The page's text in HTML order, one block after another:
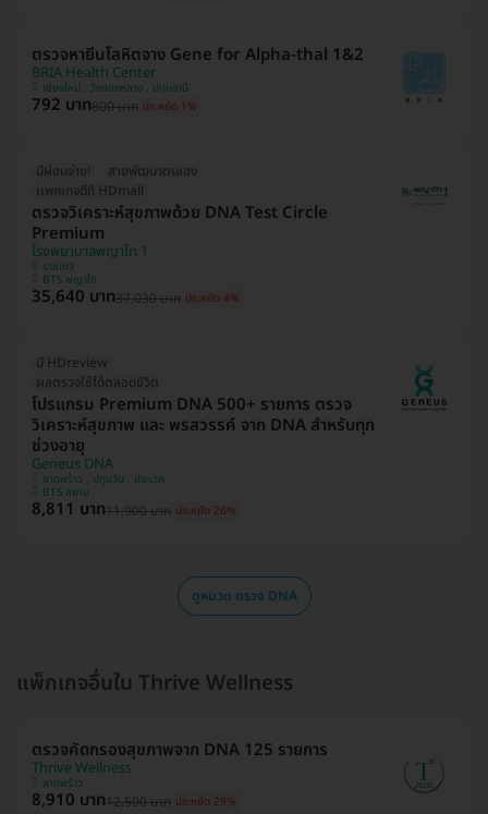
ตรวจหายีนโลหิตจาง Gene for Alpha-thal 1&2
BRIA Health Center
เชียงใหม่ , วังทองหลาง , ปทุมธานี
792 บาท800 บาท ประหยัด 1%
มีผ่อนจ่าย!
สายพัฒนาตนเอง
เเพคเกจดีที HDmall
ตรวจวิเคราะห์สุขภาพด้วย DNA Test Circle
Premium
โรงพยาบาลพญาไท 1
ราชเทวี
BTS พญาไท
35,640 บาท37,030 บาท ประหยัด 4%
มี HDreview
ผลตรวจใช้ได้ตลอดชีวิต
โปรแกรม Premium DNA 500+ รายการ ตรวจ
วิเคราะห์สุขภาพ และ พรสวรรค์ จาก DNA สำหรับทุก
ช่วงอายุ
Geneus DNA
ลาดพร้าว , ปทุมวัน , ประเวศ
BTS สยาม
8,811 บาท11,900 บาท ประหยัด 26%
ดูหมวด ตรวจ DNA
แพ็กเกจอื่นใน Thrive Wellness
ตรวจคัดกรองสุขภาพจาก DNA 125 รายการ
Thrive Wellness
ลาดพร้าว
8,910 บาท12,500 บาท ประหยัด 29%